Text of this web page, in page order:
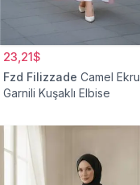
23,21$
Fzd Filizzade Camel Ekru
Garnili Kuşaklı Elbise